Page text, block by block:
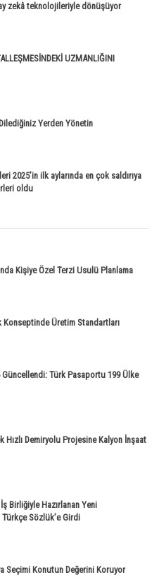
zekâ teknolojileriyle dönüşüyor
UZMANLIĞINI
Yerden Yönetin
2025’in ilk aylarında en çok saldırıya
oldu
Kişiye Özel Terzi Usulü Planlama
Üretim Standartları
Türk Pasaportu 199 Ülke
Demiryolu Projesine Kalyon İnşaat
Birliğiyle Hazırlanan Yeni
Türkçe Sözlük’e Girdi
Seçimi Konutun Değerini Koruyor